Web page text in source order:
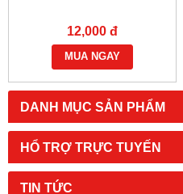
DANH MỤC SẢN PHẨM
HỔ TRỢ TRỰC TUYẾN
TIN TỨC
12,000 đ
MUA NGAY